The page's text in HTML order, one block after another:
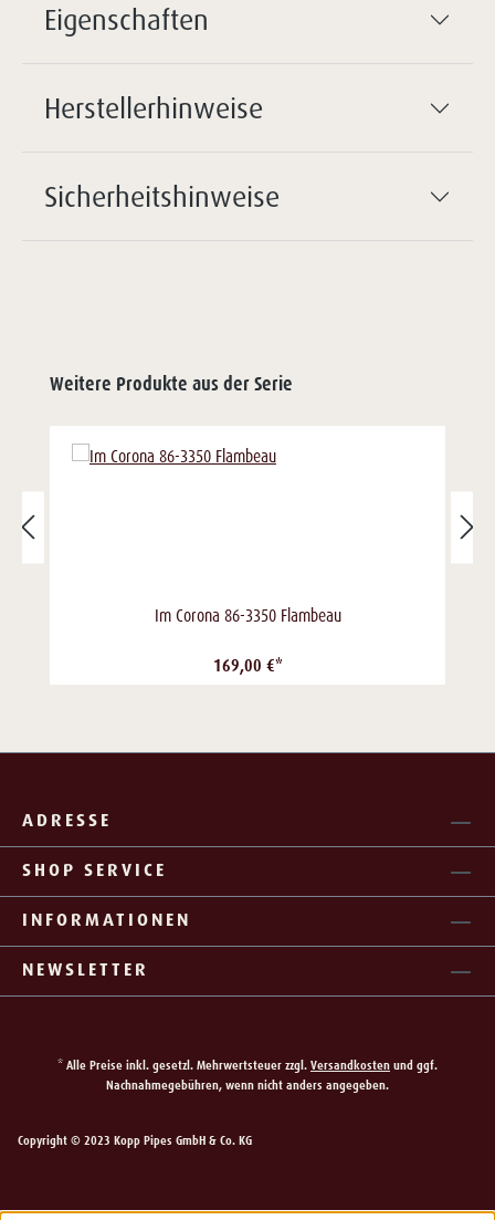
Eigenschaften
Herstellerhinweise
Sicherheitshinweise
Weitere Produkte aus der Serie
Im Corona 86-3350 Flambeau
169,00 €*
ADRESSE
SHOP SERVICE
INFORMATIONEN
NEWSLETTER
* Alle Preise inkl. gesetzl. Mehrwertsteuer zzgl. Versandkosten und ggf.
Nachnahmegebühren, wenn nicht anders angegeben.
Copyright © 2023 Kopp Pipes GmbH & Co. KG